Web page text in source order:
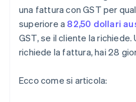
una fattura con GST per
superiore a 82,50 dollari
GST, se il cliente la
richiede la fattura, hai 28
Ecco come si articola: